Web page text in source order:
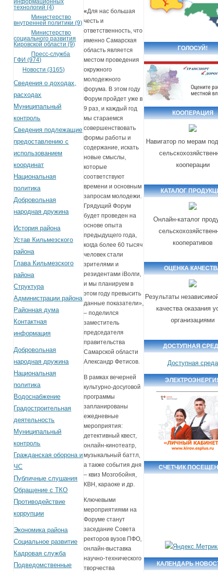
технологий (4)
Министерство
внутренней политики (9)
Министерство
социального развития
Кировской области (9)
Пресс-служба
ГФИ (974)
Новости (3165)
Сведения о доходах,
расходах
Муниципальный
контроль
Сведения подлежащие
предоставлению с
использованием
координат
Национальная
политика
Добровольная
народная дружина
История района
Устав Кильмезского
района
Глава Кильмезского
района
Структура
Администрации района
Районная дума
Контактная
информация
Добровольная
народная дружина
Национальная
политика
Водоснабжение
Градостроительная
деятельность
Муниципальный
контроль
Гражданская оборона и
ЧС
Публичные слушания
Обращение с ТКО
Противодействие
коррупции
Экономика района
Социальное развитие
Кадровая служба
Подведомственные
«Для нас большая
честь и
ответственность, что
именно Самарская
область является
местом проведения
окружного
молодежного
форума. В этом году
Форум пройдет уже в
9 раз, и каждый год
мы стараемся
совершенствовать
формы работы и
содержание, искать
новые смыслы,
которые
соответствуют
времени и основным
запросам молодежи.
Грядущий Форум
будет проведен на
основе опыта
предыдущего года,
когда более 60 тысяч
человек стали
зрителями и
резидентами iВолги,
и мы планируем в
этом году превысить
данные показатели»,
– поделился
заместитель
председателя
правительства
Самарской области
Александр Фетисов.
В рамках вечерней
культурно-досуговой
программы
запланированы
ежедневные
мероприятия:
детективный квест,
онлайн-кинотеатр,
музыкальный баттл,
а также события дня
– квиз Мозгобойня,
КВН, караоке и др.
Ключевыми
мероприятиями на
Форуме станут
заседание Совета
ректоров вузов ПФО,
онлайн-выставка
научно-технического
творчества
ГОЛОСУЙ!
КООПЕРАЦИЯ
Навигатор по мерам
кооперации
КАТАЛОГ
Онлайн-каталог
кооперативов
ОЦЕНКА
Результаты
качества оказания
организациями
ДОСТУПНАЯ
Доступная среда
СЧЕТЧИК
КАЛЕНДАРЬ